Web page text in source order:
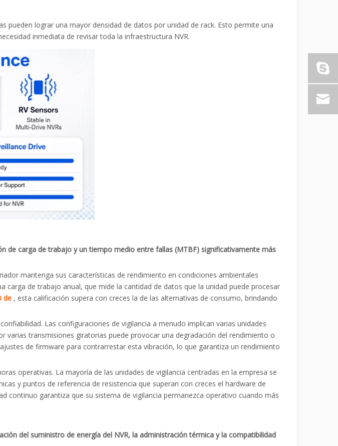
pueden lograr una mayor densidad de datos por unidad de rack. Esto permite una
inmediata de revisar toda la infraestructura NVR.
de carga de trabajo y un tiempo medio entre fallas (MTBF) significativamente más
mantenga sus características de rendimiento en condiciones ambientales
de trabajo anual, que mide la cantidad de datos que la unidad puede procesar
de , esta calificación supera con creces la de las alternativas de consumo, brindando
Las configuraciones de vigilancia a menudo implican varias unidades
varias transmisiones giratorias puede provocar una degradación del rendimiento o
de firmware para contrarrestar esta vibración, lo que garantiza un rendimiento
operativas. La mayoría de las unidades de vigilancia centradas en la empresa se
y puntos de referencia de resistencia que superan con creces el hardware de
continuo garantiza que su sistema de vigilancia permanezca operativo cuando más
del suministro de energía del NVR, la administración térmica y la compatibilidad